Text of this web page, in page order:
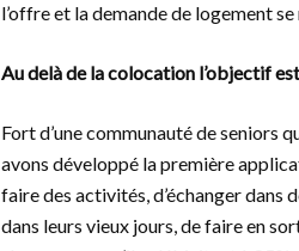
l’offre et la demande de logement
Au delà de la colocation l’objectif
Fort d’une communauté de seniors
avons développé la première
faire des activités, d’échanger dans
dans leurs vieux jours, de faire en